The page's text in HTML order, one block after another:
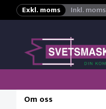
Exkl. moms Inkl. moms
Om oss